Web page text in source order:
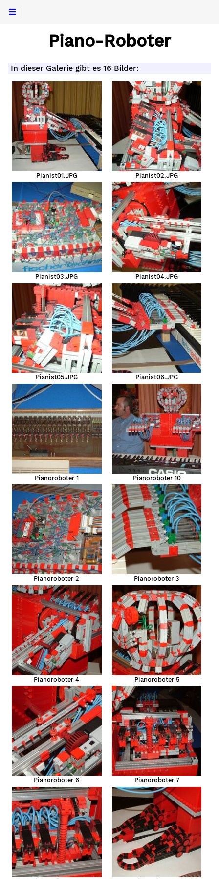
Piano-Roboter
In dieser Galerie gibt es 16 Bilder:
Pianist01.JPG Pianist02.JPG
Pianist03.JPG Pianist04.JPG
Pianist05.JPG Pianist06.JPG
Pianoroboter 1 Pianoroboter 10
Pianoroboter 2 Pianoroboter 3
Pianoroboter 4 Pianoroboter 5
Pianoroboter 6 Pianoroboter 7